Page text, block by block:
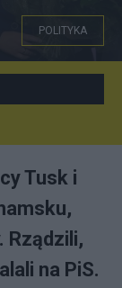
POLITYKA
Tu­sk i
Rzą­dzi­li,
na PiS.